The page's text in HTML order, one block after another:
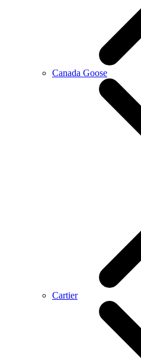
Canada Goose
Cartier